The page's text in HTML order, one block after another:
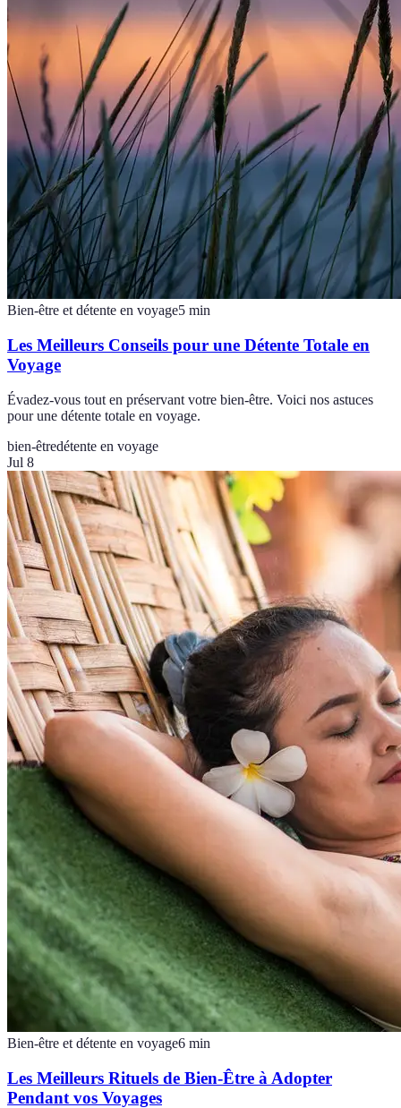
Bien-être et détente en voyage5 min
Les Meilleurs Conseils pour une Détente Totale en
Voyage
Évadez-vous tout en préservant votre bien-être. Voici nos astuces
pour une détente totale en voyage.
bien-êtredétente en voyage
Jul 8
Bien-être et détente en voyage6 min
Les Meilleurs Rituels de Bien-Être à Adopter
Pendant vos Voyages